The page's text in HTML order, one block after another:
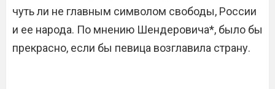
чуть ли не главным символом свободы, России
и ее народа. По мнению Шендеровича*, было бы
прекрасно, если бы певица возглавила страну.